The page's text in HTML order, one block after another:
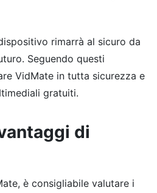
rimarrà al sicuro da
Seguendo questi
VidMate in tutta sicurezza e
gratuiti.
di
è consigliabile valutare i